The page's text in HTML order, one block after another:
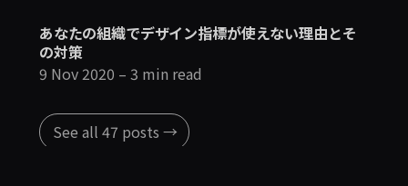
あなたの組織でデザイン指標が使えない理由とそ
の対策
9 Nov 2020 – 3 min read
See all 47 posts →